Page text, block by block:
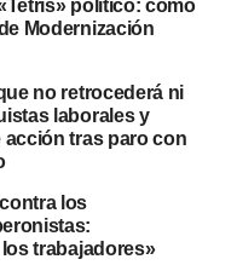
puntuales, sino
frente a la
Coca-Cola:
de la
político: cómo
Modernización
no retrocederá ni
laborales y
acción tras paro con
los
trabajadores»